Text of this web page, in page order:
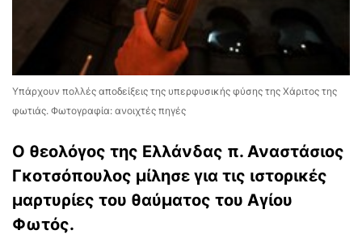
Υπάρχουν πολλές αποδείξεις της υπερφυσικής φύσης της Χάριτος της
φωτιάς. Φωτογραφία: ανοιχτές πηγές
Ο θεολόγος της Ελλάνδας π. Αναστάσιος
Γκοτσόπουλος μίλησε για τις ιστορικές
μαρτυρίες του θαύματος του Αγίου
Φωτός.